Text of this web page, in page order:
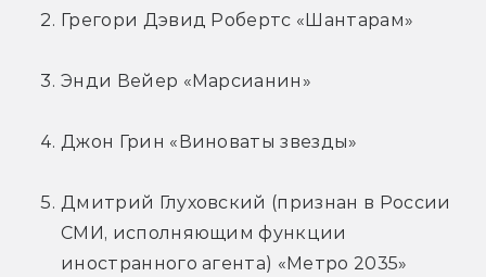
Грегори Дэвид Робертс «Шантарам»
Энди Вейер «Марсианин»
Джон Грин «Виноваты звезды»
Дмитрий Глуховский (признан в России
СМИ, исполняющим функции
иностранного агента) «Метро 2035»